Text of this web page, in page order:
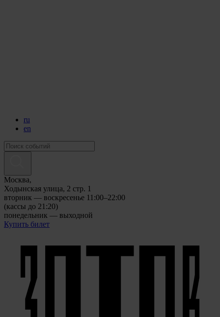
ru
en
Москва,
Ходынская улица, 2 стр. 1
вторник — воскресенье 11:00–22:00
(кассы до 21:20)
понедельник — выходной
Купить билет